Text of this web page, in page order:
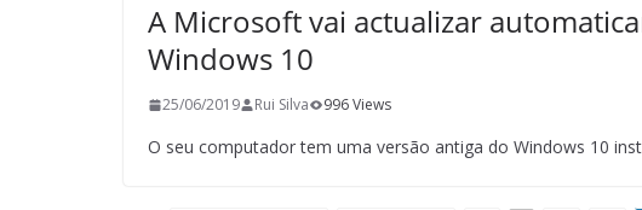
A Microsoft vai actualizar
Windows 10
25/06/2019 Rui Silva 996 Views
O seu computador tem uma versão antiga do Windows 10